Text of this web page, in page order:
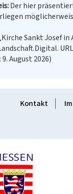
Der hier
Sankt Josef
August 2026)
Kontakt